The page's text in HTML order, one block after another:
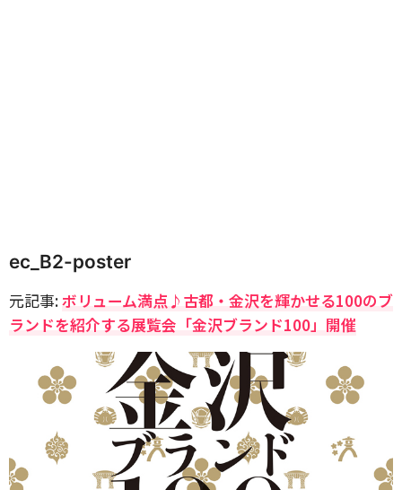
ec_B2-poster
元記事:ボリューム満点♪古都・金沢を輝かせる100のブ
ランドを紹介する展覧会「金沢ブランド100」開催